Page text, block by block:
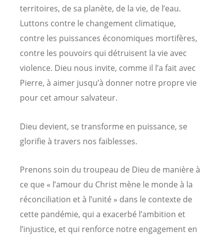
territoires, de sa planète, de la vie, de l’eau.
Luttons contre le changement climatique,
contre les puissances économiques mortifères,
contre les pouvoirs qui détruisent la vie avec
violence. Dieu nous invite, comme il l’a fait avec
Pierre, à aimer jusqu’à donner notre propre vie
pour cet amour salvateur.
Dieu devient, se transforme en puissance, se
glorifie à travers nos faiblesses.
Prenons soin du troupeau de Dieu de manière à
ce que « l’amour du Christ mène le monde à la
réconciliation et à l’unité » dans le contexte de
cette pandémie, qui a exacerbé l’ambition et
l’injustice, et qui renforce notre engagement en